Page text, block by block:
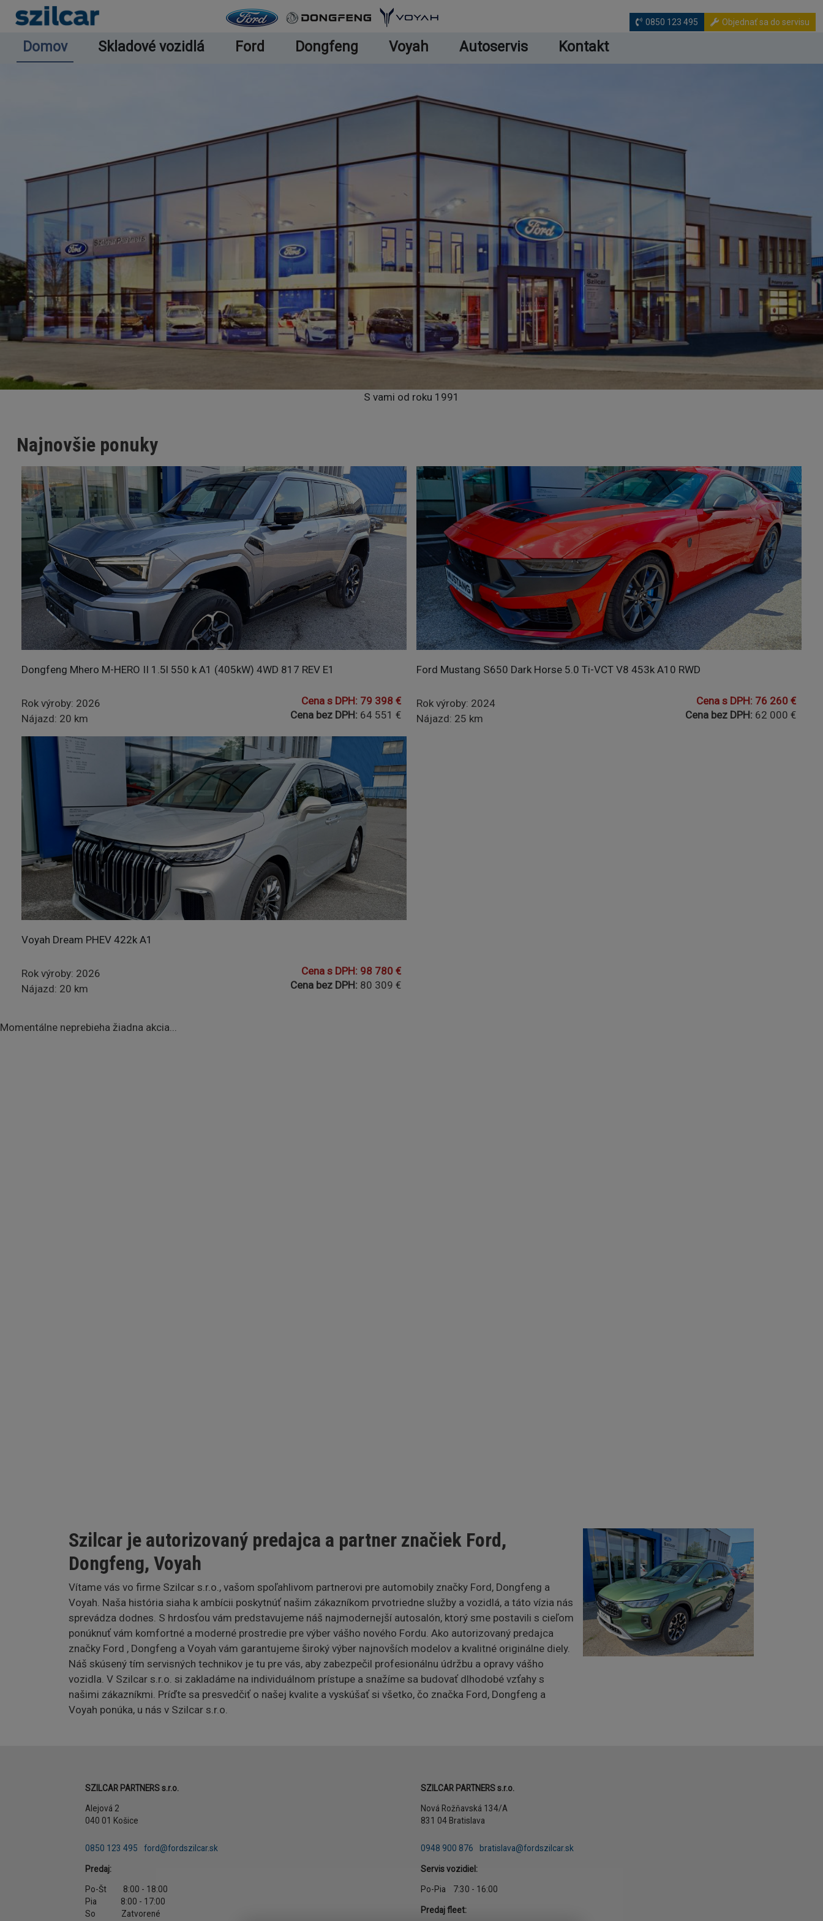
Skočiť na hlavný obsah
0850 123 495 Objednať sa do servisu
Domov Skladové vozidlá Ford Dongfeng Voyah Autoservis Kontakt
S vami od roku 1991
Najnovšie ponuky
DETAIL
Dongfeng Mhero M-HERO II 1.5l 550 k A1 (405kW) 4WD 817 REV E1
Rok výroby: 2026
Nájazd: 20 km
Cena s DPH: 79 398 €
Cena bez DPH: 64 551 €
DETAIL
Ford Mustang S650 Dark Horse 5.0 Ti-VCT V8 453k A10 RWD
Rok výroby: 2024
Nájazd: 25 km
Cena s DPH: 76 260 €
Cena bez DPH: 62 000 €
DETAIL
Voyah Dream PHEV 422k A1
Rok výroby: 2026
Nájazd: 20 km
Cena s DPH: 98 780 €
Cena bez DPH: 80 309 €
Momentálne neprebieha žiadna akcia...
Szilcar je autorizovaný predajca a partner značiek Ford,
Dongfeng, Voyah
Vítame vás vo firme Szilcar s.r.o., vašom spoľahlivom partnerovi pre automobily značky Ford, Dongfeng a
Voyah. Naša história siaha k ambícii poskytnúť našim zákazníkom prvotriedne služby a vozidlá, a táto vízia nás
sprevádza dodnes. S hrdosťou vám predstavujeme náš najmodernejší autosalón, ktorý sme postavili s cieľom
ponúknuť vám komfortné a moderné prostredie pre výber vášho nového Fordu. Ako autorizovaný predajca
značky Ford , Dongfeng a Voyah vám garantujeme široký výber najnovších modelov a kvalitné originálne diely.
Náš skúsený tím servisných technikov je tu pre vás, aby zabezpečil profesionálnu údržbu a opravy vášho
vozidla. V Szilcar s.r.o. si zakladáme na individuálnom prístupe a snažíme sa budovať dlhodobé vzťahy s
našimi zákazníkmi. Príďte sa presvedčiť o našej kvalite a vyskúšať si všetko, čo značka Ford, Dongfeng a
Voyah ponúka, u nás v Szilcar s.r.o.
SZILCAR PARTNERS s.r.o.
Alejová 2
040 01 Košice
Telefón
0850 123 495 E-mail
ford@fordszilcar.sk
Predaj:
Po-Št 8:00 - 18:00
Pia 8:00 - 17:00
So Zatvorené
SZILCAR PARTNERS s.r.o.
Nová Rožňavská 134/A
831 04 Bratislava
Telefón
0948 900 876 E-mail
bratislava@fordszilcar.sk
Servis vozidiel:
Po-Pia 7:30 - 16:00
Predaj fleet: